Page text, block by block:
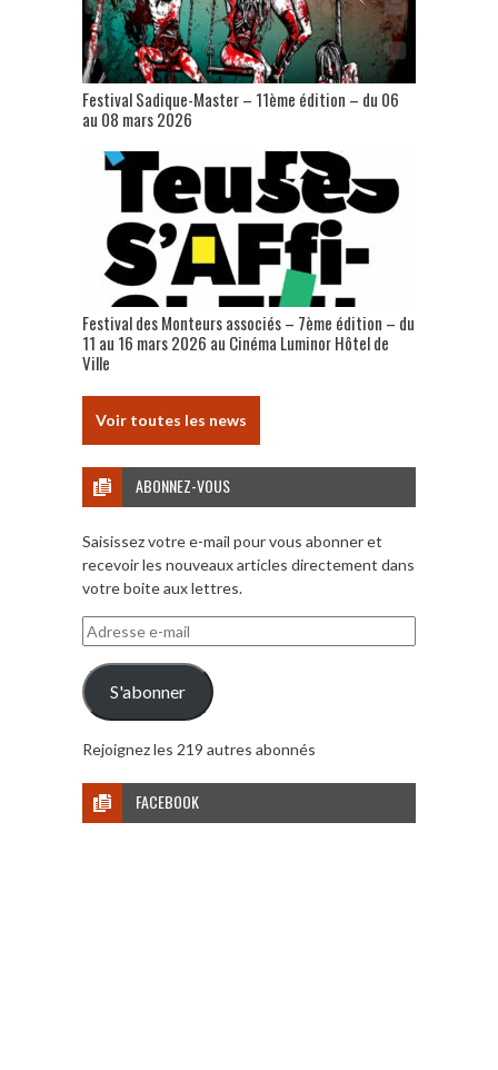
Festival Sadique-Master – 11ème édition – du 06
au 08 mars 2026
Festival des Monteurs associés – 7ème édition – du
11 au 16 mars 2026 au Cinéma Luminor Hôtel de
Ville
Voir toutes les news
ABONNEZ-VOUS
Saisissez votre e-mail pour vous abonner et
recevoir les nouveaux articles directement dans
votre boite aux lettres.
Adresse
e-
mail
S'abonner
Rejoignez les 219 autres abonnés
FACEBOOK